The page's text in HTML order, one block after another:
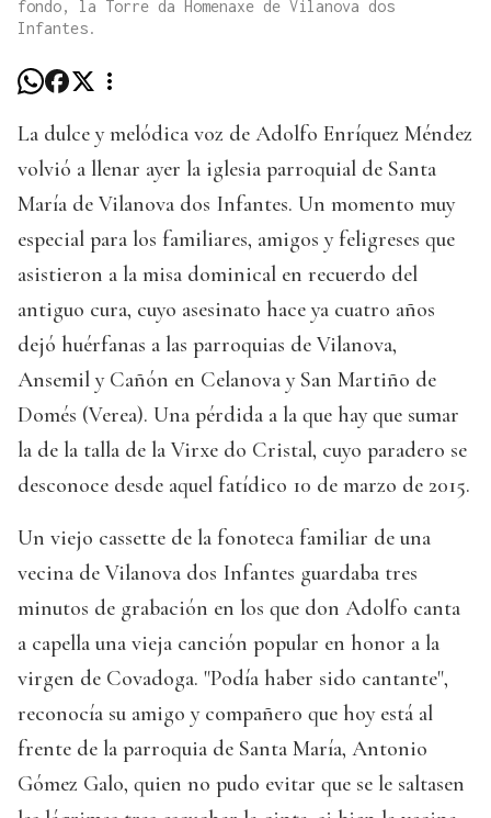
fondo, la Torre da Homenaxe de Vilanova dos
Infantes.
La dulce y melódica voz de Adolfo Enríquez Méndez
volvió a llenar ayer la iglesia parroquial de Santa
María de Vilanova dos Infantes. Un momento muy
especial para los familiares, amigos y feligreses que
asistieron a la misa dominical en recuerdo del
antiguo cura, cuyo asesinato hace ya cuatro años
dejó huérfanas a las parroquias de Vilanova,
Ansemil y Cañón en Celanova y San Martiño de
Domés (Verea). Una pérdida a la que hay que sumar
la de la talla de la Virxe do Cristal, cuyo paradero se
desconoce desde aquel fatídico 10 de marzo de 2015.
Un viejo cassette de la fonoteca familiar de una
vecina de Vilanova dos Infantes guardaba tres
minutos de grabación en los que don Adolfo canta
a capella una vieja canción popular en honor a la
virgen de Covadoga. "Podía haber sido cantante",
reconocía su amigo y compañero que hoy está al
frente de la parroquia de Santa María, Antonio
Gómez Galo, quien no pudo evitar que se le saltasen